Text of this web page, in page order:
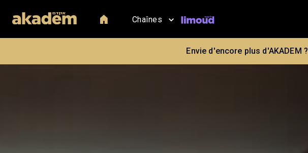
Chaînes
Envie d'encore plus d'AKADEM ?